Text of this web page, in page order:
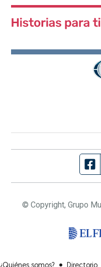
© Copyright, Grupo